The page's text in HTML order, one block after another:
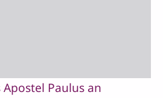
Paulus an